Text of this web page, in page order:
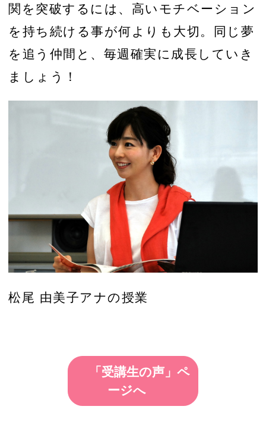
関を突破するには、高いモチベーション
を持ち続ける事が何よりも大切。同じ夢
を追う仲間と、毎週確実に成長していき
ましょう！
松尾 由美子アナの授業
「受講生の声」ペ
ージへ